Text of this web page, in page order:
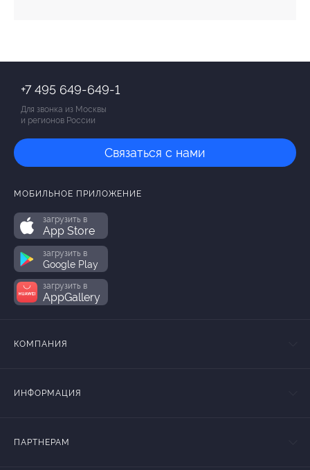
+7 495 649-649-1
Для звонка из Москвы
и регионов России
Связаться с нами
МОБИЛЬНОЕ ПРИЛОЖЕНИЕ
загрузить в
App Store
загрузить в
Google Play
загрузить в
AppGallery
КОМПАНИЯ
ИНФОРМАЦИЯ
ПАРТНЕРАМ